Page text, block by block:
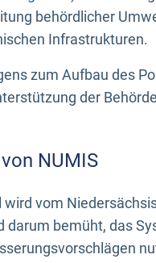
behördlicher
Infrastrukturen.
zum Aufbau des
der
NUMIS
wird vom
darum bemüht, das